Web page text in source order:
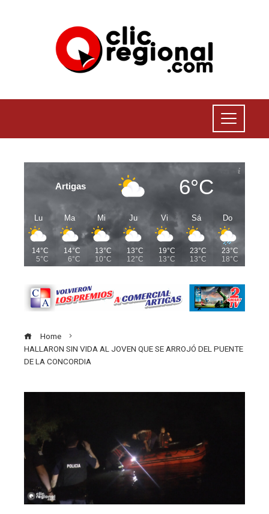
Artigas 6°C
Lu
14°C
5°C
Ma
14°C
6°C
Mi
13°C
10°C
Ju
13°C
12°C
Vi
19°C
13°C
Sá
23°C
13°C
Do
23°C
18°C
Home
HALLARON SIN VIDA AL JOVEN QUE SE ARROJÓ DEL PUENTE
DE LA CONCORDIA